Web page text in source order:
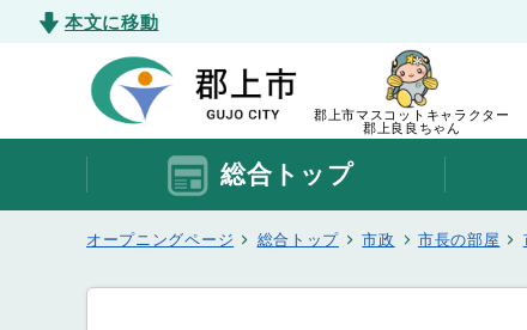
本文に移動
郡上市マスコットキャラクター
郡上良良ちゃん
総合トップ
オープニングページ 総合トップ 市政 市長の部屋